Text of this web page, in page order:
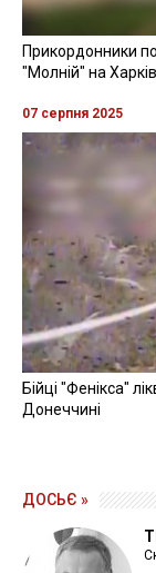
Прикордонники
"Молній" на
07 серпня 2025
Бійці "Фенікса"
Донеччині
ДОСЬЄ »